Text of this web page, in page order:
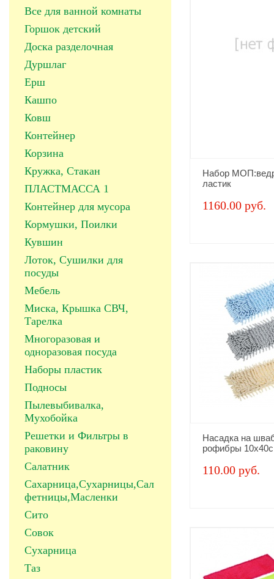
Все для ванной комнаты
Горшок детский
Доска разделочная
Дуршлаг
Ерш
Кашпо
Ковш
Контейнер
Корзина
Кружка, Стакан
ПЛАСТМАССА 1
Контейнер для мусора
Кормушки, Поилки
Кувшин
Лоток, Сушилки для
посуды
Мебель
Миска, Крышка СВЧ,
Тарелка
Многоразовая и
одноразовая посуда
Наборы пластик
Подносы
Пылевыбивалка,
Мухобойка
Решетки и Фильтры в
раковину
Салатник
Сахарница,Сухарницы,Сал
фетницы,Масленки
Сито
Совок
Сухарница
Таз
Набор
ластик
1160.00 руб.
Насадка на
рофибры
110.00 руб.